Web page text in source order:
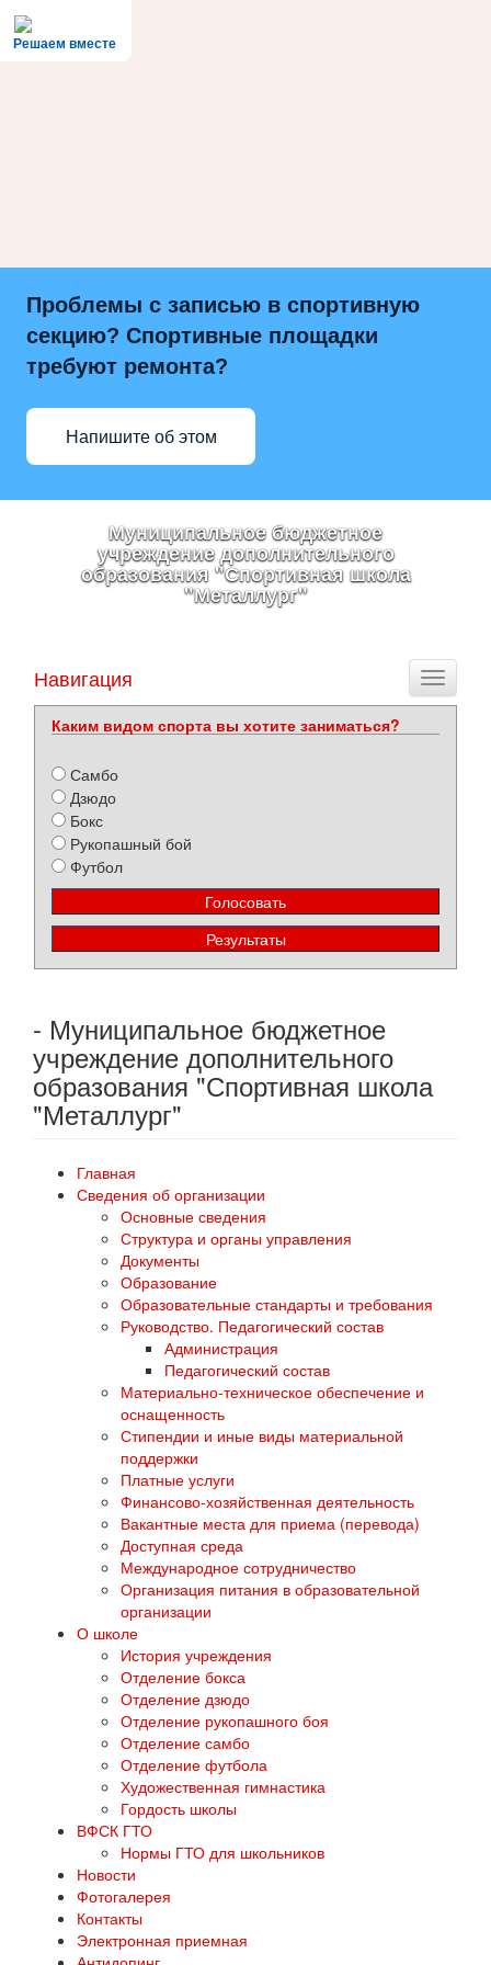
Решаем вместе
Проблемы с записью в спортивную
секцию? Спортивные площадки
требуют ремонта?
Напишите об этом
Муниципальное бюджетное
учреждение дополнительного
образования "Спортивная школа
"Металлург"
Toggle
Навигация
Каким видом спорта вы хотите заниматься?
Самбо
Дзюдо
Бокс
Рукопашный бой
Футбол
- Муниципальное бюджетное
учреждение дополнительного
образования "Спортивная школа
"Металлург"
Главная
Сведения об организации
Основные сведения
Структура и органы управления
Документы
Образование
Образовательные стандарты и требования
Руководство. Педагогический состав
Администрация
Педагогический состав
Материально-техническое обеспечение и
оснащенность
Стипендии и иные виды материальной
поддержки
Платные услуги
Финансово-хозяйственная деятельность
Вакантные места для приема (перевода)
Доступная среда
Международное сотрудничество
Организация питания в образовательной
организации
О школе
История учреждения
Отделение бокса
Отделение дзюдо
Отделение рукопашного боя
Отделение самбо
Отделение футбола
Художественная гимнастика
Гордость школы
ВФСК ГТО
Нормы ГТО для школьников
Новости
Фотогалерея
Контакты
Электронная приемная